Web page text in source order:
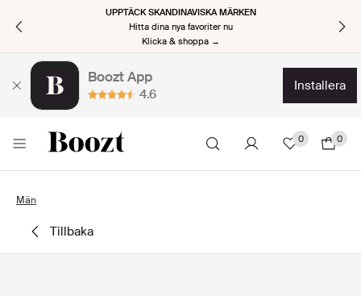
UPPTÄCK SKANDINAVISKA MÄRKEN
Hitta dina nya favoriter nu
Klicka & shoppa →
Boozt App
4.6
installera
0 0
Män
tillbaka